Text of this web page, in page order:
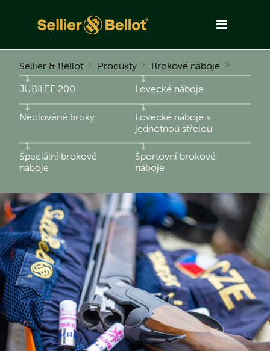
Sellier & Bellot Produkty Brokové náboje
JUBILEE 200 Lovecké náboje
Neolověné broky
Lovecké náboje s
jednotnou střelou
Speciální brokové
náboje
Sportovní brokové
náboje